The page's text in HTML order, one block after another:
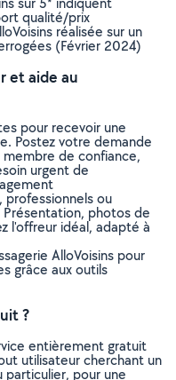
qualité/prix
réalisée sur un
(Février 2024)
et aide au
pour recevoir une
Postez votre demande
de confiance,
urgent de
professionnels ou
photos de
l'offreur idéal, adapté à
AlloVoisins pour
grâce aux outils
?
entièrement gratuit
utilisateur cherchant un
particulier, pour une